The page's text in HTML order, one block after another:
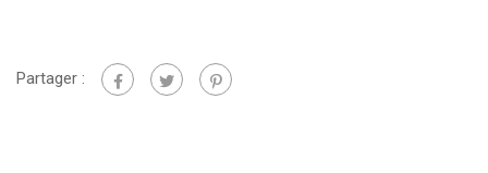
Partager :